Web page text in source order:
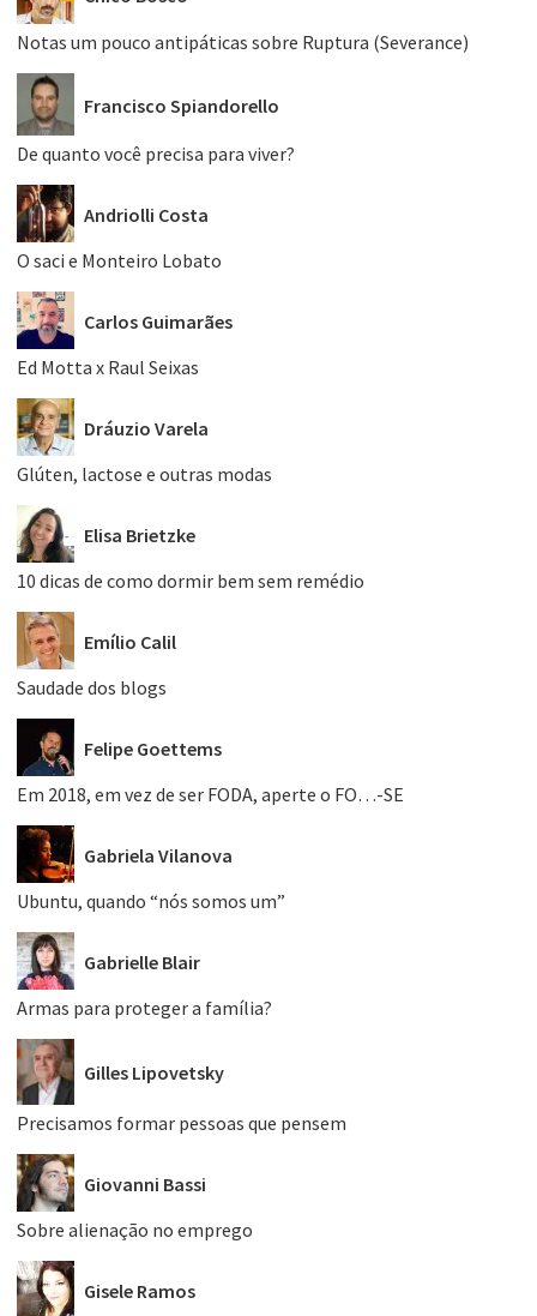
Notas um pouco antipáticas sobre Ruptura (Severance)
Francisco Spiandorello
De quanto você precisa para viver?
Andriolli Costa
O saci e Monteiro Lobato
Carlos Guimarães
Ed Motta x Raul Seixas
Dráuzio Varela
Glúten, lactose e outras modas
Elisa Brietzke
10 dicas de como dormir bem sem remédio
Emílio Calil
Saudade dos blogs
Felipe Goettems
Em 2018, em vez de ser FODA, aperte o FO…-SE
Gabriela Vilanova
Ubuntu, quando “nós somos um”
Gabrielle Blair
Armas para proteger a família?
Gilles Lipovetsky
Precisamos formar pessoas que pensem
Giovanni Bassi
Sobre alienação no emprego
Gisele Ramos